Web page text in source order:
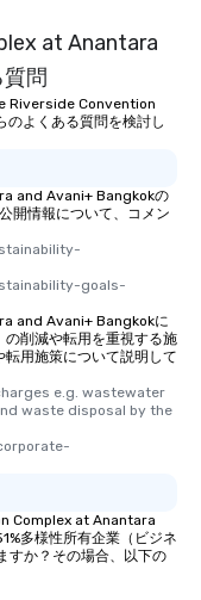
at Anantara
問
Riverside Convention
よくある質問を検討し
and Avani+ Bangkokの
開情報について、コメン
goals-
and Avani+ Bangkokに
削減や転用を重視する施
用施策について説明して
e.g. wastewater
waste disposal by the
Complex at Anantara
多様性所有企業（ビジネ
すか？その場合、以下の